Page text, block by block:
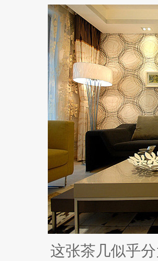
这张茶几似乎分